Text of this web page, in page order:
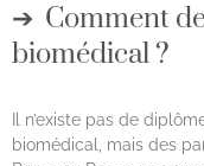
Comment
biomédical ?
Il n’existe pas de
biomédical, mais des